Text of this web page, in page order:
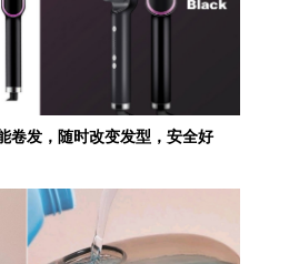
卷发，随时改变发型，安全好